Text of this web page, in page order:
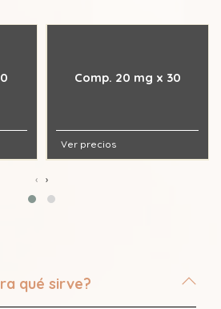
Comp. 20 mg x 30
Ver precios
‹ ›
qué sirve?